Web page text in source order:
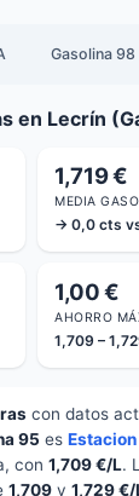
Gasolina 98
en Lecrín
1,719 €
MEDIA
→ 0,0 cts
1,00 €
AHORRO
1,709 –
con datos
95 es
con 1,709 €/L.
1,709 y 1,729 €/